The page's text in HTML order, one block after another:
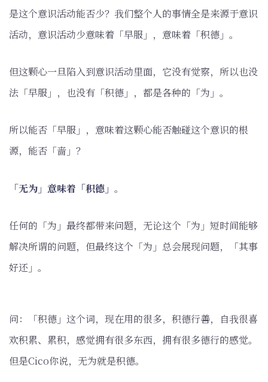
是这个意识活动能否少？我们整个人的事情全是来源于意识
活动，意识活动少意味着「早服」，意味着「积德」。
但这颗心一旦陷入到意识活动里面，它没有觉察，所以也没
法「早服」，也没有「积德」，都是各种的「为」。
所以能否「早服」，意味着这颗心能否触碰这个意识的根
源，能否「啬」？
「无为」意味着「积德」 。
任何的「为」最终都带来问题，无论这个「为」短时间能够
解决所谓的问题，但最终这个「为」总会展现问题，「其事
好还」。
问：「积德」这个词，现在用的很多，积德行善，自我很喜
欢积累、累积，感觉拥有很多东西，拥有很多德行的感觉。
但是Cico你说，无为就是积德。